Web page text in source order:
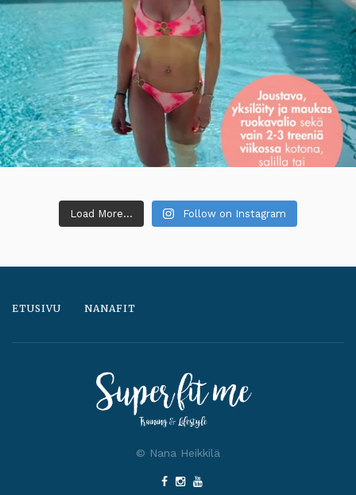
Load More... Follow on Instagram
ETUSIVU NANAFIT
© Nana Heikkilä